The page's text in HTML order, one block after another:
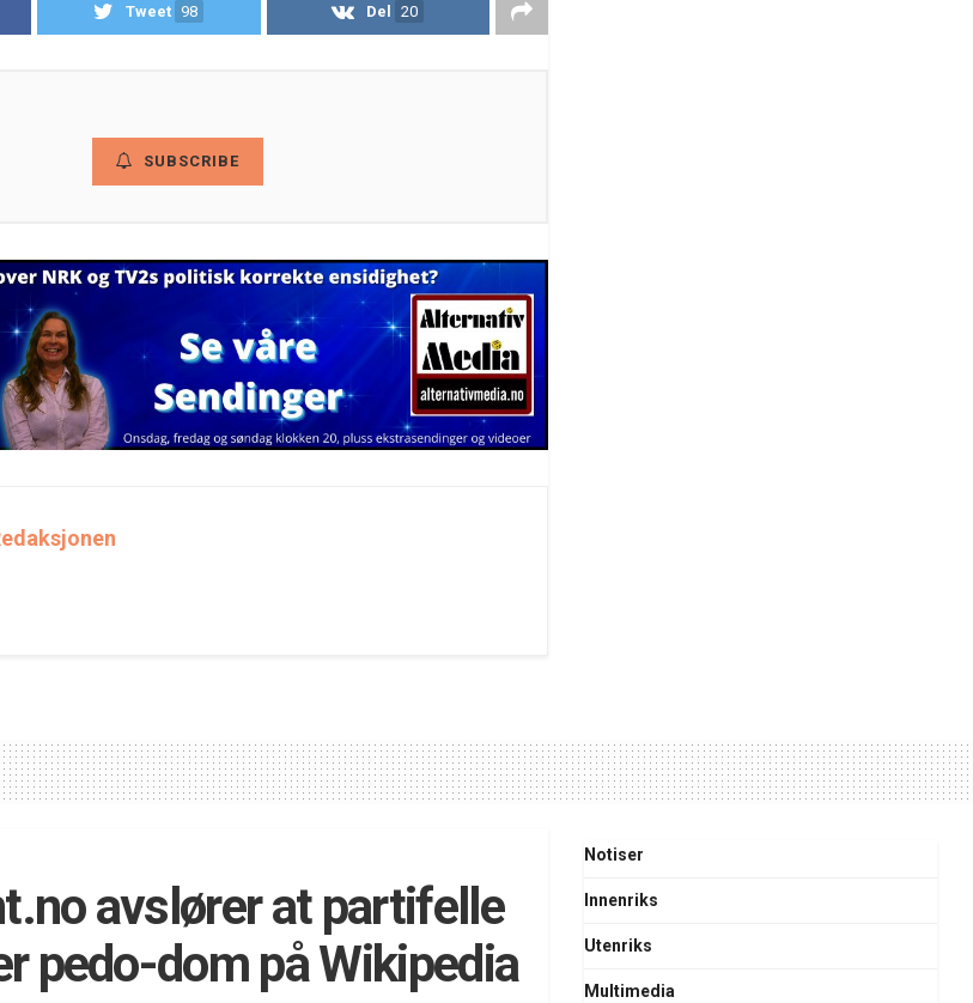
Tweet 98 Del 20
SUBSCRIBE
avslører at partifelle
pedo-dom på Wikipedia
Notiser
Innenriks
Utenriks
Multimedia